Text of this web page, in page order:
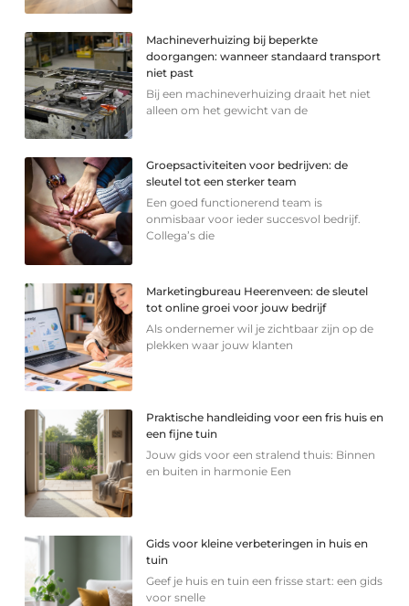
Machineverhuizing bij beperkte
doorgangen: wanneer standaard transport
niet past
Bij een machineverhuizing draait het niet
alleen om het gewicht van de
Groepsactiviteiten voor bedrijven: de
sleutel tot een sterker team
Een goed functionerend team is
onmisbaar voor ieder succesvol bedrijf.
Collega’s die
Marketingbureau Heerenveen: de sleutel
tot online groei voor jouw bedrijf
Als ondernemer wil je zichtbaar zijn op de
plekken waar jouw klanten
Praktische handleiding voor een fris huis en
een fijne tuin
Jouw gids voor een stralend thuis: Binnen
en buiten in harmonie Een
Gids voor kleine verbeteringen in huis en
tuin
Geef je huis en tuin een frisse start: een gids
voor snelle